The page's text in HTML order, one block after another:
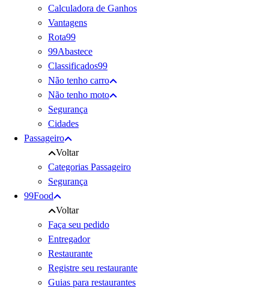
Calculadora de Ganhos
Vantagens
Rota99
99Abastece
Classificados99
Não tenho carro
Não tenho moto
Segurança
Cidades
Passageiro
Voltar
Categorias Passageiro
Segurança
99Food
Voltar
Faça seu pedido
Entregador
Restaurante
Registre seu restaurante
Guias para restaurantes